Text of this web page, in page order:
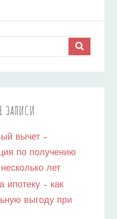
ЗАПИСИ
вычет –
по получению
лет
ипотеку – как
выгоду при